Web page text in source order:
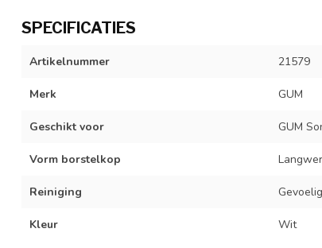
SPECIFICATIES
Artikelnummer 21579
Merk GUM
Geschikt voor GUM
Vorm borstelkop
Reiniging
Kleur Wit